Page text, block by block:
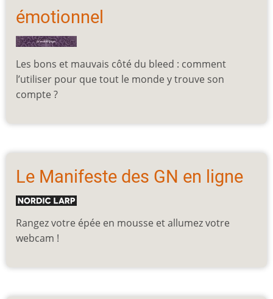
émotionnel
Les bons et mauvais côté du bleed : comment
l’utiliser pour que tout le monde y trouve son
compte ?
Le Manifeste des GN en ligne
Rangez votre épée en mousse et allumez votre
webcam !